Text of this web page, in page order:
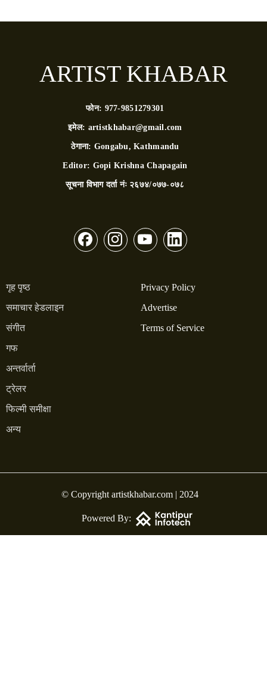
ARTIST KHABAR
फोन: 977-9851279301
इमेल: artistkhabar@gmail.com
ठेगाना: Gongabu, Kathmandu
Editor: Gopi Krishna Chapagain
सूचना विभाग दर्ता नंः २६७४/०७७-०७८
गृह पृष्ठ
समाचार हेडलाइन
संगीत
गफ
अन्तर्वार्ता
ट्रेलर
फिल्मी समीक्षा
अन्य
Privacy Policy
Advertise
Terms of Service
© Copyright artistkhabar.com | 2024
Powered By: